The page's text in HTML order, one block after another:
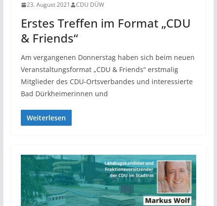
23. August 2021 CDU DÜW
Erstes Treffen im Format „CDU
& Friends“
Am vergangenen Donnerstag haben sich beim neuen
Veranstaltungsformat „CDU & Friends“ erstmalig
Mitglieder des CDU-Ortsverbandes und interessierte
Bad Dürkheimerinnen und
Weiterlesen